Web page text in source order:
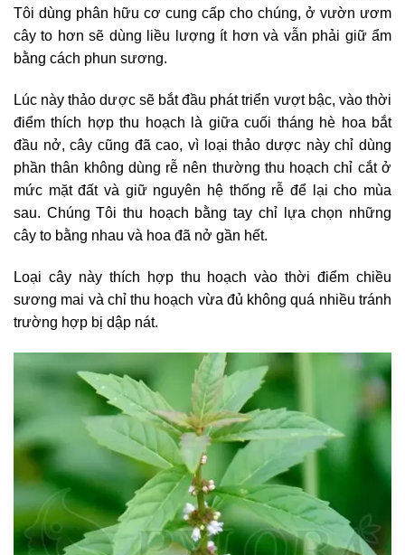
Tôi dùng phân hữu cơ cung cấp cho chúng, ở vườn ươm
cây to hơn sẽ dùng liều lượng ít hơn và vẫn phải giữ ẩm
bằng cách phun sương.
Lúc này thảo dược sẽ bắt đầu phát triển vượt bậc, vào thời
điểm thích hợp thu hoạch là giữa cuối tháng hè hoa bắt
đầu nở, cây cũng đã cao, vì loại thảo dược này chỉ dùng
phần thân không dùng rễ nên thường thu hoạch chỉ cắt ở
mức mặt đất và giữ nguyên hệ thống rễ để lại cho mùa
sau. Chúng Tôi thu hoạch bằng tay chỉ lựa chọn những
cây to bằng nhau và hoa đã nở gần hết.
Loại cây này thích hợp thu hoạch vào thời điểm chiều
sương mai và chỉ thu hoạch vừa đủ không quá nhiều tránh
trường hợp bị dập nát.